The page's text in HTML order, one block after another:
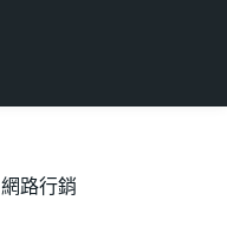
網路行銷